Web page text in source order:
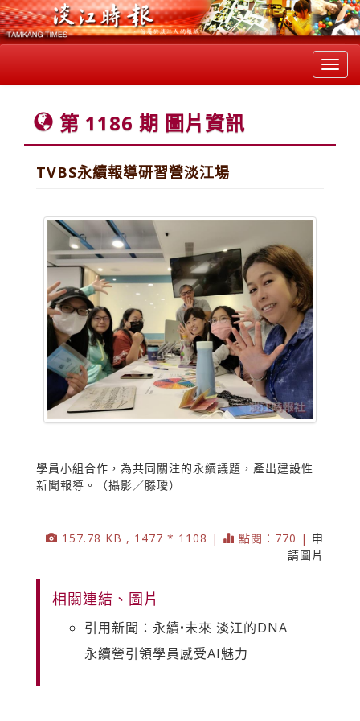
第 1186 期 圖片資訊
TVBS永續報導研習營淡江場
學員小組合作，為共同關注的永續議題，產出建設性
新聞報導。（攝影／滕璦）
157.78 KB , 1477 * 1108 | 點閱：770 | 申
請圖片
相關連結、圖片
引用新聞：永續•未來 淡江的DNA
永續營引領學員感受AI魅力